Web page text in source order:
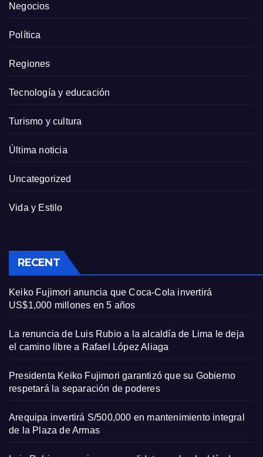
Negocios
Política
Regiones
Tecnología y educación
Turismo y cultura
Última noticia
Uncategorized
Vida y Estilo
RECENT
Keiko Fujimori anuncia que Coca-Cola invertirá
US$1,000 millones en 5 años
La renuncia de Luis Rubio a la alcaldía de Lima le deja
el camino libre a Rafael López Aliaga
Presidenta Keiko Fujimori garantizó que su Gobierno
respetará la separación de poderes
Arequipa invertirá S/500,000 en mantenimiento integral
de la Plaza de Armas